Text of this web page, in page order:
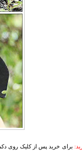
برای خرید پس از کلیک روی